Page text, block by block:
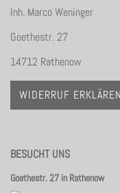
Inh. Marco Weninger
Goethestr. 27
14712 Rathenow
WIDERRUF ERKLÄREN
BESUCHT UNS
Goethestr. 27 in Rathenow